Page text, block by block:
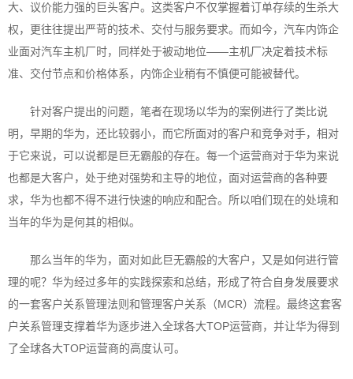
大、议价能力强的巨头客户。这类客户不仅掌握着订单存续的生杀大
权，更往往提出严苛的技术、交付与服务要求。而如今，汽车内饰企
业面对汽车主机厂时，同样处于被动地位——主机厂决定着技术标
准、交付节点和价格体系，内饰企业稍有不慎便可能被替代。
针对客户提出的问题，笔者在现场以华为的案例进行了类比说
明，早期的华为，还比较弱小，而它所面对的客户和竞争对手，相对
于它来说，可以说都是巨无霸般的存在。每一个运营商对于华为来说
也都是大客户，处于绝对强势和主导的地位，面对运营商的各种要
求，华为也都不得不进行快速的响应和配合。所以咱们现在的处境和
当年的华为是何其的相似。
那么当年的华为，面对如此巨无霸般的大客户，又是如何进行管
理的呢？华为经过多年的实践探索和总结，形成了符合自身发展要求
的一套客户关系管理法则和管理客户关系（MCR）流程。最终这套客
户关系管理支撑着华为逐步进入全球各大TOP运营商，并让华为得到
了全球各大TOP运营商的高度认可。